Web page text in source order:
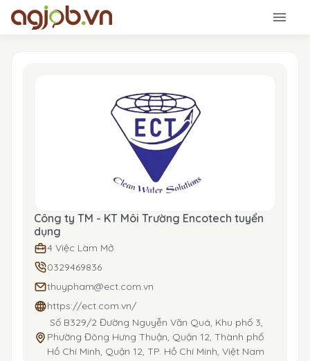
Công ty TM - KT Môi Trường Encotech tuyển
dụng
4 Việc Làm Mở
0329469836
thuypham@ect.com.vn
https://ect.com.vn/
Số B329/2 Đường Nguyễn Văn Quá, Khu phố 3,
Phường Đông Hưng Thuận, Quận 12, Thành phố
Hồ Chí Minh, Quận 12, TP. Hồ Chí Minh, Việt Nam